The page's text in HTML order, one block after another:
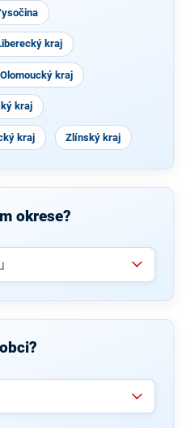
kraj
Olomoucký kraj
kraj
kraj Zlínský kraj
okrese?